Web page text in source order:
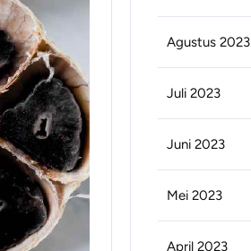
Agustus 2023
Juli 2023
Juni 2023
Mei 2023
April 2023